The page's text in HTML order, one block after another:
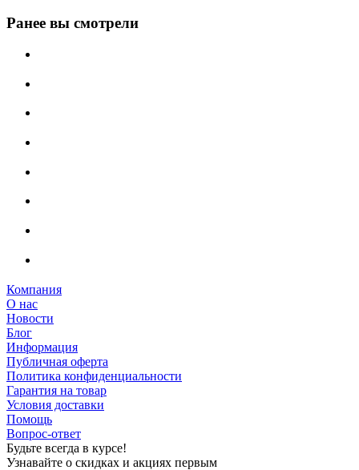
Ранее вы смотрели
Компания
О нас
Новости
Блог
Информация
Публичная оферта
Политика конфиденциальности
Гарантия на товар
Условия доставки
Помощь
Вопрос-ответ
Будьте всегда в курсе!
Узнавайте о скидках и акциях первым